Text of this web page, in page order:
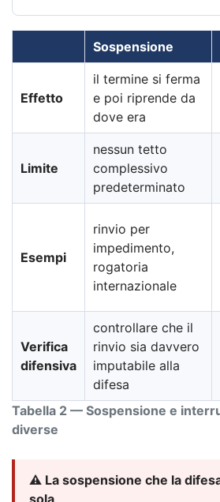
Tabella 2 — Sospensione e
diverse
Sospensione
Effetto
il termine si ferma
e poi riprende da
dove era
Limite
nessun tetto
complessivo
predeterminato
Esempi
rinvio per
impedimento,
rogatoria
internazionale
Verifica
difensiva
controllare che il
rinvio sia davvero
imputabile alla
difesa
⚠️ La sospensione che la
sola